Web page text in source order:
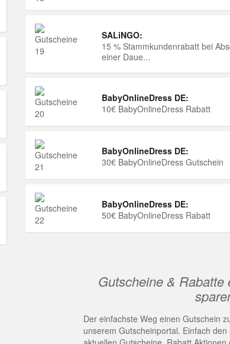
SALiNGO:
15 % Stammkundenrabatt bei
einer Daue...
BabyOnlineDress DE:
10€ BabyOnlineDress Rabatt
BabyOnlineDress DE:
30€ BabyOnlineDress Gutschein
BabyOnlineDress DE:
50€ BabyOnlineDress Rabatt
Gutscheine &
Der einfachste Weg einen Gutschein
unserem Gutscheinportal. Einfach